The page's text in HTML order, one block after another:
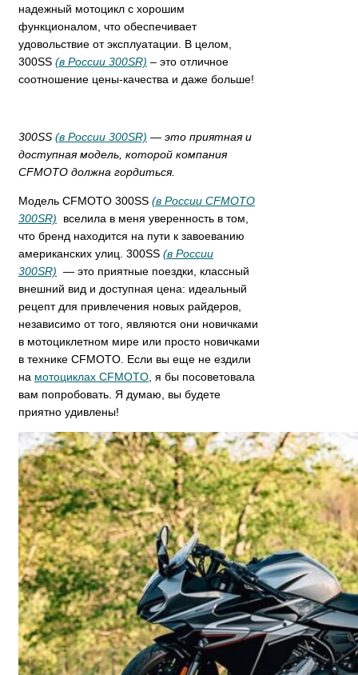
надежный мотоцикл с хорошим
функционалом, что обеспечивает
удовольствие от эксплуатации. В целом,
300SS (в России 300SR) – это отличное
соотношение цены-качества и даже больше!
300SS (в России 300SR) — это приятная и
доступная модель, которой компания
CFMOTO должна гордиться.
Модель CFMOTO 300SS (в России CFMOTO
300SR)
вселила в меня уверенность в том,
что бренд находится на пути к завоеванию
американских улиц. 300SS (в России
300SR) — это приятные поездки, классный
внешний вид и доступная цена: идеальный
рецепт для привлечения новых райдеров,
независимо от того, являются они новичками
в мотоциклетном мире или просто новичками
в технике CFMOTO. Если вы еще не ездили
на мотоциклах CFMOTO , я бы посоветовала
вам попробовать. Я думаю, вы будете
приятно удивлены!